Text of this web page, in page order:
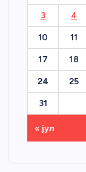
3 4
10 11
17 18
24 25
31
« јул